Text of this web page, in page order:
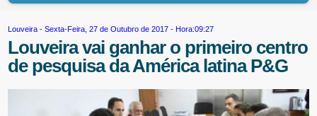
Louveira - Sexta-Feira, 27 de Outubro de 2017 - Hora:09:27
Louveira vai ganhar o primeiro centro
de pesquisa da América latina P&G